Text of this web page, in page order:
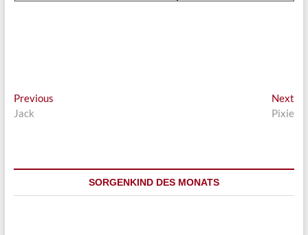
Beitragsnavigation
PreviousPrevious
Jack
Next
Pixie
SORGENKIND DES MONATS